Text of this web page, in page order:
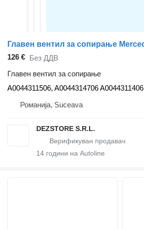
126 € Без ДДВ
Главен вентил за сопирање
A0044311506, A0044314706 A0044311406
Романија, Suceava
DEZSTORE S.R.L.
14 години на Autoline